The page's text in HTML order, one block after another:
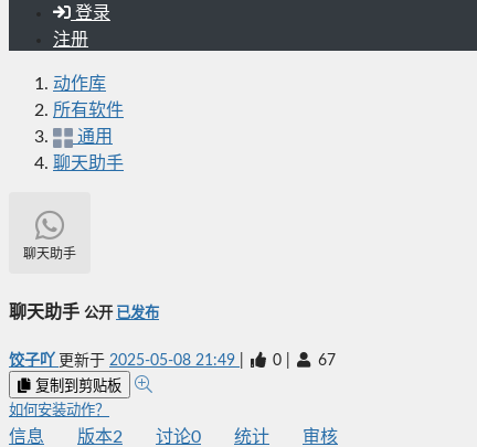
登录
注册
动作库
所有软件
通用
聊天助手
聊天助手
聊天助手 公开 已发布
饺子吖 更新于 2025-05-08 21:49 0 67
复制到剪贴板
如何安装动作？
信息 版本2 讨论0 统计 审核